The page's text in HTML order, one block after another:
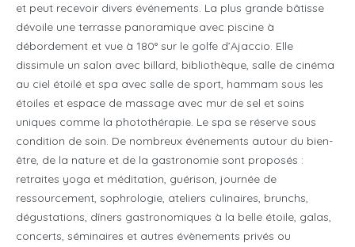
et peut recevoir divers événements. La plus grande bâtisse
dévoile une terrasse panoramique avec piscine à
débordement et vue à 180° sur le golfe d’Ajaccio. Elle
dissimule un salon avec billard, bibliothèque, salle de cinéma
au ciel étoilé et spa avec salle de sport, hammam sous les
étoiles et espace de massage avec mur de sel et soins
uniques comme la photothérapie. Le spa se réserve sous
condition de soin. De nombreux événements autour du bien-
être, de la nature et de la gastronomie sont proposés :
retraites yoga et méditation, guérison, journée de
ressourcement, sophrologie, ateliers culinaires, brunchs,
dégustations, dîners gastronomiques à la belle étoile, galas,
concerts, séminaires et autres évènements privés ou